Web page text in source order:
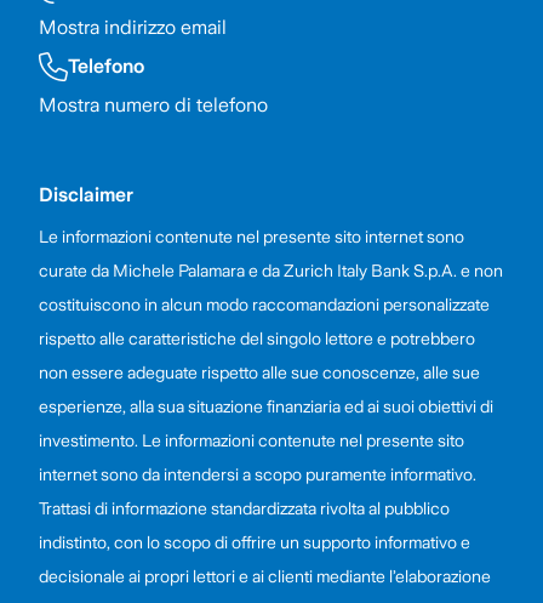
Mostra indirizzo email
Telefono
Mostra numero di telefono
Disclaimer
Le informazioni contenute nel presente sito internet sono
curate da Michele Palamara e da Zurich Italy Bank S.p.A. e non
costituiscono in alcun modo raccomandazioni personalizzate
rispetto alle caratteristiche del singolo lettore e potrebbero
non essere adeguate rispetto alle sue conoscenze, alle sue
esperienze, alla sua situazione finanziaria ed ai suoi obiettivi di
investimento. Le informazioni contenute nel presente sito
internet sono da intendersi a scopo puramente informativo.
Trattasi di informazione standardizzata rivolta al pubblico
indistinto, con lo scopo di offrire un supporto informativo e
decisionale ai propri lettori e ai clienti mediante l’elaborazione